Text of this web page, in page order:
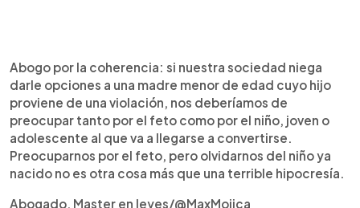
Abogo por la coherencia: si nuestra sociedad niega
darle opciones a una madre menor de edad cuyo hijo
proviene de una violación, nos deberíamos de
preocupar tanto por el feto como por el niño, joven o
adolescente al que va a llegarse a convertirse.
Preocuparnos por el feto, pero olvidarnos del niño ya
nacido no es otra cosa más que una terrible hipocresía.
Abogado, Master en leyes/@MaxMojica